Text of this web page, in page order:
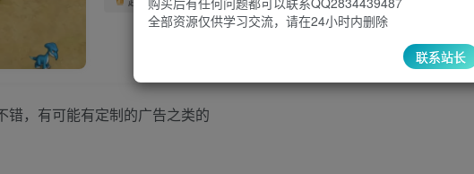
错，有可能有定制的广告之类的
全部资源仅供学习交流，请在24小时内删除
联系站长